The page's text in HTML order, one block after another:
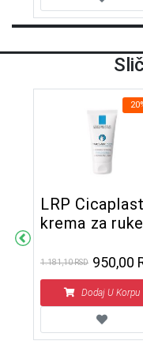
LRP Cicaplast
krema za ruke
1.181,10 RSD 950,00
Dodaj U Korpu